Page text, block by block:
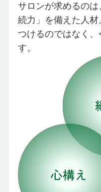
サロンが求めるの
続力」を備えた人
つけるのではなく
す。